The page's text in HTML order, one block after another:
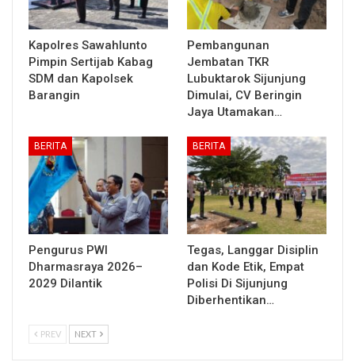
Kapolres Sawahlunto
Pimpin Sertijab Kabag
SDM dan Kapolsek
Barangin
Pembangunan
Jembatan TKR
Lubuktarok Sijunjung
Dimulai, CV Beringin
Jaya Utamakan…
BERITA
Pengurus PWI
Dharmasraya 2026–
2029 Dilantik
BERITA
Tegas, Langgar Disiplin
dan Kode Etik, Empat
Polisi Di Sijunjung
Diberhentikan…
PREV NEXT